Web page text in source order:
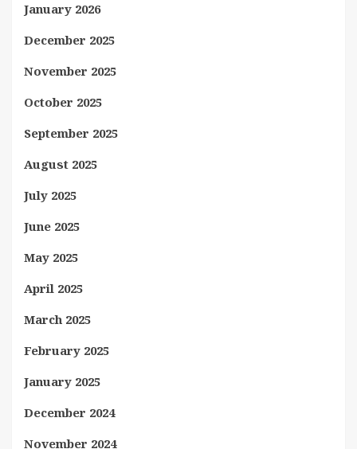
January 2026
December 2025
November 2025
October 2025
September 2025
August 2025
July 2025
June 2025
May 2025
April 2025
March 2025
February 2025
January 2025
December 2024
November 2024